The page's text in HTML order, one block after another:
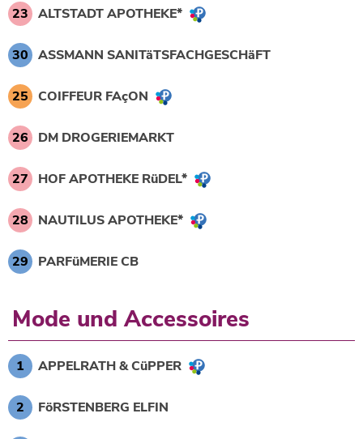
23 ALTSTADT APOTHEKE*
30 ASSMANN SANITäTSFACHGESCHäFT
25 COIFFEUR FAçON
26 DM DROGERIEMARKT
27 HOF APOTHEKE RüDEL*
28 NAUTILUS APOTHEKE*
29 PARFüMERIE CB
Mode und Accessoires
1 APPELRATH & CüPPER
2 FöRSTENBERG ELFIN